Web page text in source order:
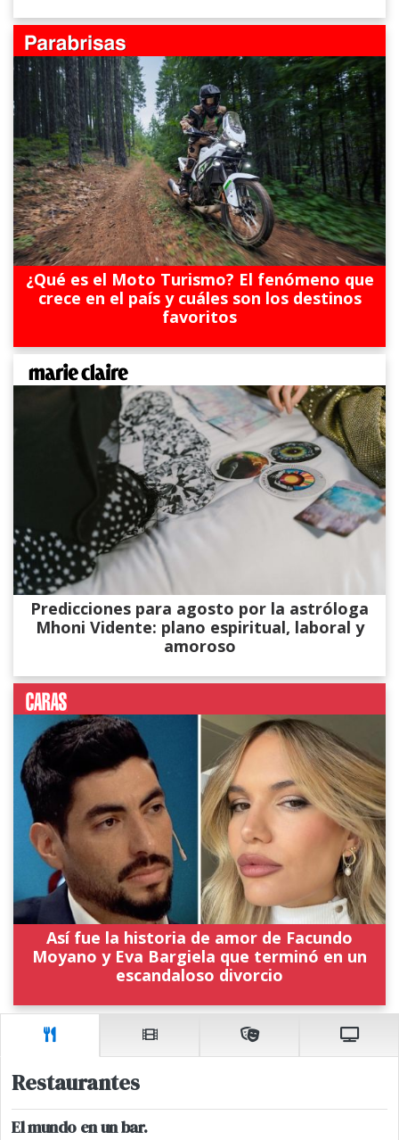
¿Qué es el Moto Turismo? El fenómeno que
crece en el país y cuáles son los destinos
favoritos
Predicciones para agosto por la astróloga
Mhoni Vidente: plano espiritual, laboral y
amoroso
Así fue la historia de amor de Facundo
Moyano y Eva Bargiela que terminó en un
escandaloso divorcio
Restaurantes
El mundo en un bar.